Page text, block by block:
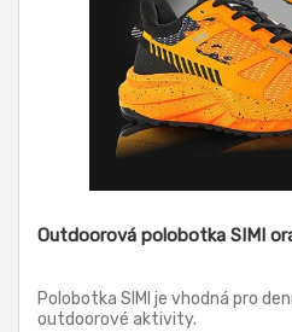
Outdoorová polobotka SIMI
Polobotka SIMI je vhodná pro
outdoorové aktivity.